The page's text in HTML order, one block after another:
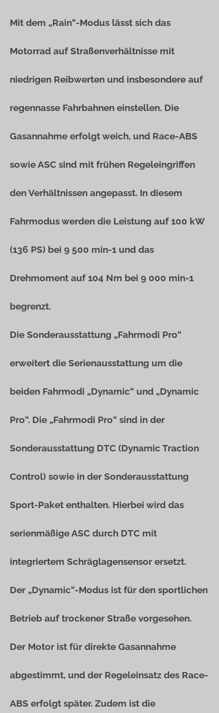
Mit dem „Rain“-Modus lässt sich das
Motorrad auf Straßenverhältnisse mit
niedrigen Reibwerten und insbesondere auf
regennasse Fahrbahnen einstellen. Die
Gasannahme erfolgt weich, und Race-ABS
sowie ASC sind mit frühen Regeleingriffen
den Verhältnissen angepasst. In diesem
Fahrmodus werden die Leistung auf 100 kW
(136 PS) bei 9 500 min-1 und das
Drehmoment auf 104 Nm bei 9 000 min-1
begrenzt.
Die Sonderausstattung „Fahrmodi Pro“
erweitert die Serienausstattung um die
beiden Fahrmodi „Dynamic“ und „Dynamic
Pro“. Die „Fahrmodi Pro“ sind in der
Sonderausstattung DTC (Dynamic Traction
Control) sowie in der Sonderausstattung
Sport-Paket enthalten. Hierbei wird das
serienmäßige ASC durch DTC mit
integriertem Schräglagensensor ersetzt.
Der „Dynamic“-Modus ist für den sportlichen
Betrieb auf trockener Straße vorgesehen.
Der Motor ist für direkte Gasannahme
abgestimmt, und der Regeleinsatz des Race-
ABS erfolgt später. Zudem ist die